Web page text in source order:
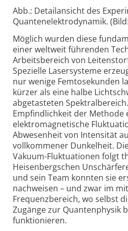
Abb.: Detailansicht des
Quantenelektrodynamik.
Möglich wurden diese
einer weltweit führenden
Arbeitsbereich von
Spezielle Lasersysteme
nur wenige Femto­sekunden
kürzer als eine halbe
abgetasteten
Empfindlichkeit der Methode
elektromagnetische
Abwesenheit von Intensität
vollkommener Dunkelheit.
Vakuum-Fluktuationen folgt
Heisenbergschen
und sein Team konnten sie
nachweisen – und zwar im
Frequenzbereich, wo selbst
Zugänge zur Quantenphysik
funktionieren.